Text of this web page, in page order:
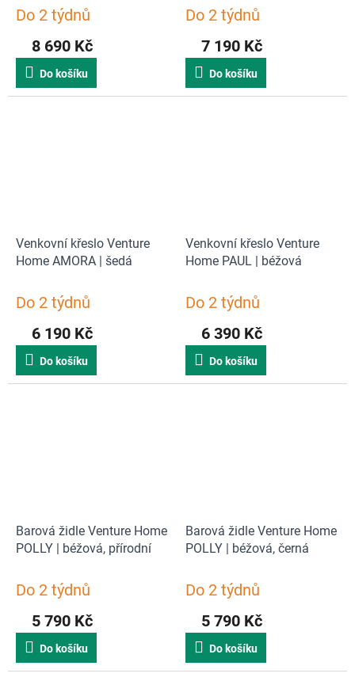
béžová
Do 2 týdnů
8 690 Kč
Do košíku
Do 2 týdnů
7 190 Kč
Do košíku
Venkovní křeslo Venture
Home AMORA | šedá
Do 2 týdnů
6 190 Kč
Do košíku
Venkovní křeslo Venture
Home PAUL | béžová
Do 2 týdnů
6 390 Kč
Do košíku
Barová židle Venture Home
POLLY | béžová, přírodní
Do 2 týdnů
5 790 Kč
Do košíku
Barová židle Venture Home
POLLY | béžová, černá
Do 2 týdnů
5 790 Kč
Do košíku